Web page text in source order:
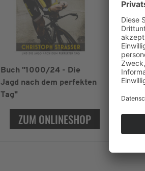
Buch "1000/24 - Die
Jagd nach dem perfekten
Tag"
ZUM ONLINESHOP